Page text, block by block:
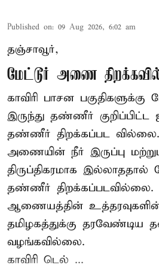
Published on: 09 Aug 2026, 6:02 am
தஞ்சாவூர்,
மேட்டூர் அணை
காவிரி பாசன
இருந்து தண்ணீர் குறிப்பிட்ட
தண்ணீர் திறக்கப்பட வில்லை.
அணையின் நீர் இருப்பு
திருப்திகரமாக
தண்ணீர் திறக்கப்படவில்லை.
ஆணையத்தின் உத்தரவுகளின்
தமிழகத்துக்கு
வழங்கவில்லை.
காவிரி டெல் ...